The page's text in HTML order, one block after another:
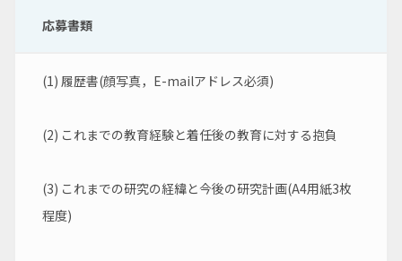
応募書類
(1) 履歴書(顔写真，E-mailアドレス必須)
(2) これまでの教育経験と着任後の教育に対する抱負
(3) これまでの研究の経緯と今後の研究計画(A4用紙3枚
程度)